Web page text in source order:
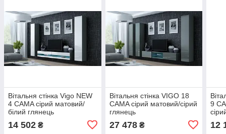
Вітальня стінка Vigo NEW
4 CAMA сірий матовий/
білий глянець
14 502 ₴
Вітальня стінка VIGO 18
CAMA сірий матовий/сірий
глянець
27 478₴
9
12